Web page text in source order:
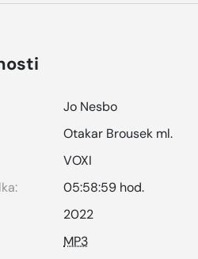
Jo Nesbo
Otakar Brousek ml.
VOXI
05:58:59 hod.
2022
MP3